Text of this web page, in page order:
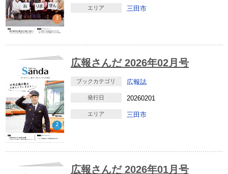
エリア 三田市
広報さんだ 2026年02月号
ブックカテゴリ 広報誌
発行日 20260201
エリア 三田市
広報さんだ 2026年01月号